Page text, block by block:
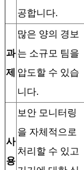
공합니다.
과
제
많은 양의 경보
는 소규모 팀을
압도할 수 있습
니다.
사
용
보안 모니터링
을 자체적으로
처리할 수 있고